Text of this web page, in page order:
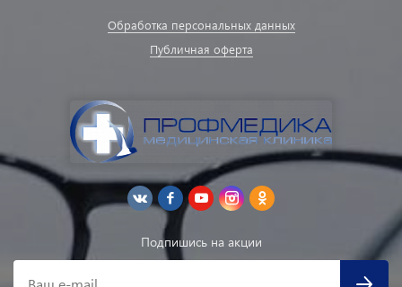
Обработка персональных данных
Публичная оферта
Подпишись на акции